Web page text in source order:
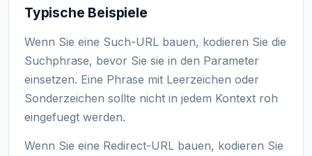
Typische Beispiele
Wenn Sie eine Such-URL bauen, kodieren Sie die
Suchphrase, bevor Sie sie in den Parameter
einsetzen. Eine Phrase mit Leerzeichen oder
Sonderzeichen sollte nicht in jedem Kontext roh
eingefuegt werden.
Wenn Sie eine Redirect-URL bauen, kodieren Sie